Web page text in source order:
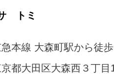
トミ
急本線 大森町駅から徒
都大田区大森西３丁目